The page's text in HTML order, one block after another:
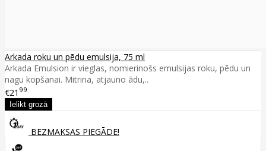
Arkada roku un pēdu emulsija, 75 ml
Arkada Emulsion ir vieglas, nomierinošs emulsijas roku, pēdu un
nagu kopšanai. Mitrina, atjauno ādu,..
€21 99
BEZMAKSAS PIEGĀDE!